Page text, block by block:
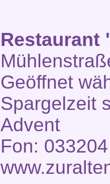
Restaurant
Geöffnet
Spargelzeit
Advent
Fon: